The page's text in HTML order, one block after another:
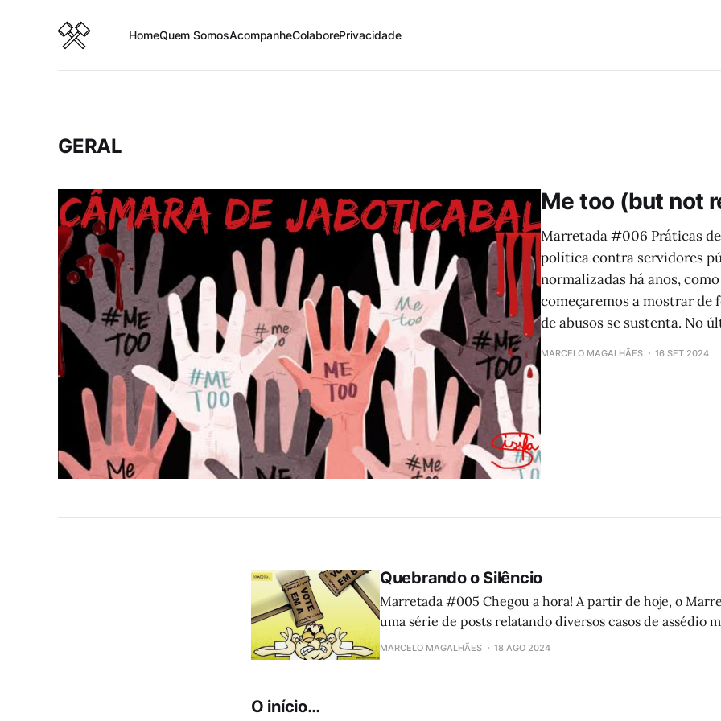
HomeQuem SomosAcompanheColaborePrivacidade
GERAL
Me too (but not
Marretada #006 Práticas
política contra servidores
normalizadas há anos,
começaremos a mostrar de
de abusos se sustenta. No
MARCELO MAGALHÃES 16 SET 2024
Quebrando o Silêncio
Marretada #005 Chegou a hora! A partir de hoje, o Marretada publicará
uma série de posts relatando diversos casos de assédio
Câmara Municipal de Jaboticabal. Os responsáveis pelos
MARCELO MAGALHÃES 18 AGO 2024
O início…